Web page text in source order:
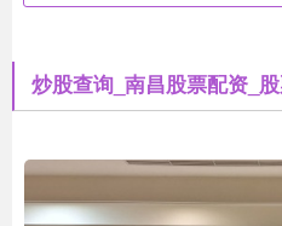
炒股查询_南昌股票配资_